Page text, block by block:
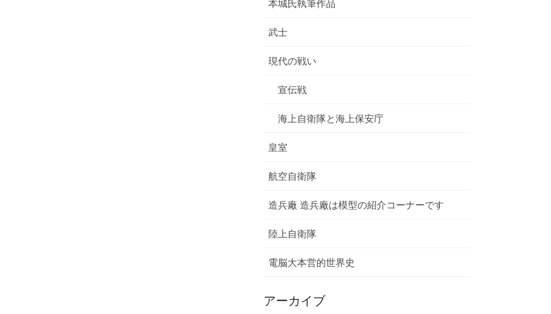
本城氏執筆作品
武士
現代の戦い
宣伝戦
海上自衛隊と海上保安庁
皇室
航空自衛隊
造兵廠 造兵廠は模型の紹介コーナーです
陸上自衛隊
電脳大本営的世界史
アーカイブ